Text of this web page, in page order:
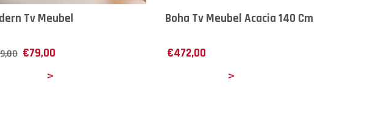
Tv Meubel
€79,00
Boha Tv Meubel Acacia 140 Cm
€472,00